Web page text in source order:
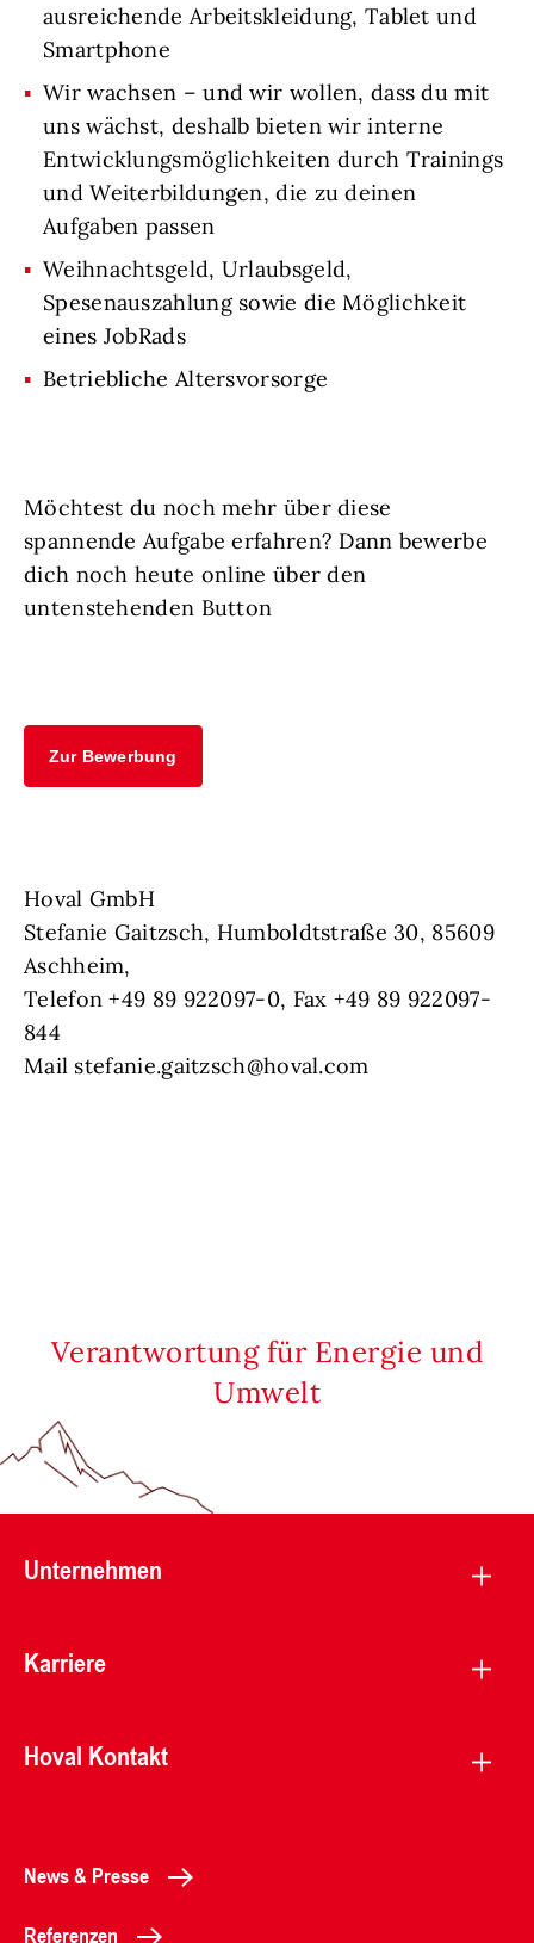
ausreichende Arbeitskleidung, Tablet und
Smartphone
Wir wachsen – und wir wollen, dass du mit
uns wächst, deshalb bieten wir interne
Entwicklungsmöglichkeiten durch Trainings
und Weiterbildungen, die zu deinen
Aufgaben passen
Weihnachtsgeld, Urlaubsgeld,
Spesenauszahlung sowie die Möglichkeit
eines JobRads
Betriebliche Altersvorsorge
Möchtest du noch mehr über diese
spannende Aufgabe erfahren? Dann bewerbe
dich noch heute online über den
untenstehenden Button
Zur Bewerbung
Hoval GmbH
Stefanie Gaitzsch, Humboldtstraße 30, 85609
Aschheim,
Telefon +49 89 922097-0, Fax +49 89 922097-
844
Mail stefanie.gaitzsch@hoval.com
Verantwortung für Energie und
Umwelt
Unternehmen
Karriere
Hoval Kontakt
News & Presse
Referenzen